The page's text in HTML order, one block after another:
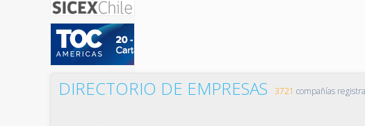
DIRECTORIO DE EMPRESAS 3721 compañías